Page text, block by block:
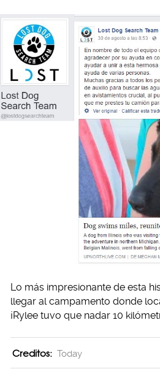
Lo más impresionante de esta
llegar al campamento donde
¡Rylee tuvo que nadar 10
Creditos: Today